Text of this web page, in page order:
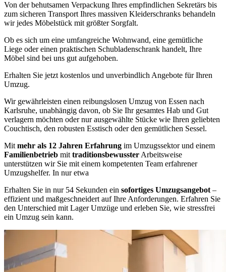
Von der behutsamen Verpackung Ihres empfindlichen Sekretärs bis
zum sicheren Transport Ihres massiven Kleiderschranks behandeln
wir jedes Möbelstück mit größter Sorgfalt.
Ob es sich um eine umfangreiche Wohnwand, eine gemütliche
Liege oder einen praktischen Schubladenschrank handelt, Ihre
Möbel sind bei uns gut aufgehoben.
Erhalten Sie jetzt kostenlos und unverbindlich Angebote für Ihren
Umzug.
Wir gewährleisten einen reibungslosen Umzug von Essen nach
Karlsruhe, unabhängig davon, ob Sie Ihr gesamtes Hab und Gut
verlagern möchten oder nur ausgewählte Stücke wie Ihren geliebten
Couchtisch, den robusten Esstisch oder den gemütlichen Sessel.
Mit mehr als 12 Jahren Erfahrung im Umzugssektor und einem
Familienbetrieb mit traditionsbewusster Arbeitsweise
unterstützen wir Sie mit einem kompetenten Team erfahrener
Umzugshelfer. In nur etwa
Erhalten Sie in nur 54 Sekunden ein sofortiges Umzugsangebot –
effizient und maßgeschneidert auf Ihre Anforderungen. Erfahren Sie
den Unterschied mit Lager Umzüge und erleben Sie, wie stressfrei
ein Umzug sein kann.